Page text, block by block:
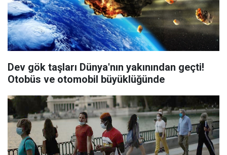
Dev gök taşları Dünya'nın yakınından geçti!
Otobüs ve otomobil büyüklüğünde